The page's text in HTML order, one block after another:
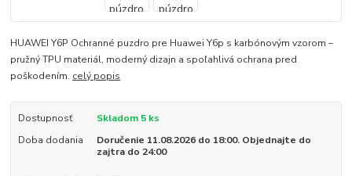
HUAWEI Y6P Ochranné puzdro pre Huawei Y6p s karbónovým vzorom –
pružný TPU materiál, moderný dizajn a spoľahlivá ochrana pred
poškodením. celý popis
Dostupnosť
Skladom 5 ks
Doba dodania
Doručenie 11.08.2026 do 18:00. Objednajte do
zajtra do 24:00